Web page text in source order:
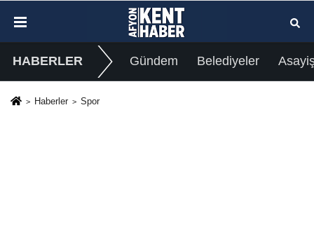
HABERLER Gündem Belediyeler
Haberler Spor